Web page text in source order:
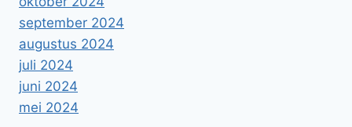
september 2024
augustus 2024
juli 2024
juni 2024
mei 2024